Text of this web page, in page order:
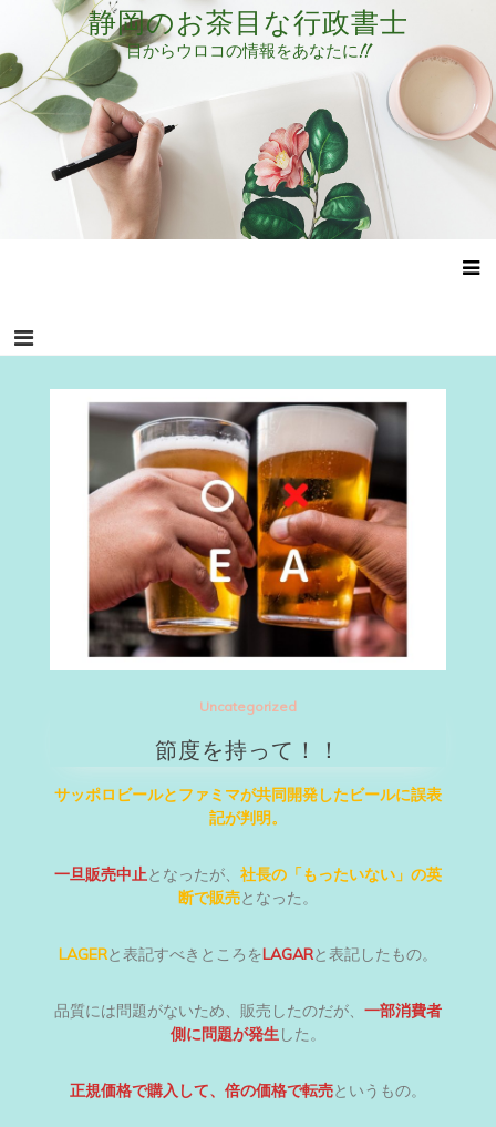
テ
ン
ツ
キ
静岡のお茶目な行政書士
目からウロコの情報をあなたに!!
Uncategorized
節度を持って！！
サッポロビールとファミマが共同開発したビールに誤表
記が判明。
一旦販売中止となったが、 社長の「もったいない」の英
断で販売となった。
LAGERと表記すべきところをLAGARと表記したもの。
品質には問題がないため、販売したのだが、 一部消費者
側に問題が発生した。
正規価格で購入して、倍の価格で転売というもの。